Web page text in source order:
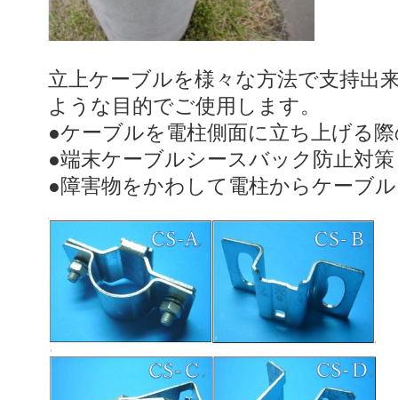
立上ケーブルを様々な方法で支持出
ような目的でご使用します。
●ケーブルを電柱側面に立ち上げる
●端末ケーブルシースバック防止対
●障害物をかわして電柱からケーブ